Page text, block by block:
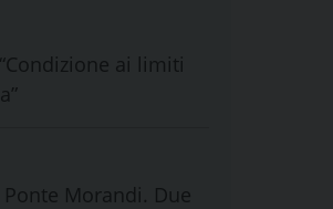
ai limiti
Morandi. Due